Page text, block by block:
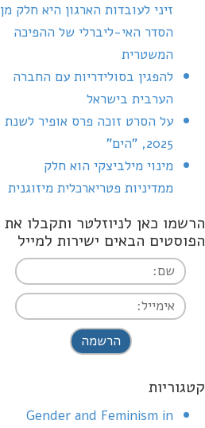
זיני לעובדות הארגון היא חלק מן
הסדר האי-ליברלי של ההפיכה
המשטרית
להפגין בסולידריות עם החברה
הערבית בישראל
על הסרט זוכה פרס אופיר לשנת
2025, "הים"
מינוי מילביצקי הוא חלק
ממדיניות פטריארכלית מיזוגנית
הרשמו כאן לניוזלטר ותקבלו את
הפוסטים הבאים ישירות למייל
I agree terms and
קטגוריות
Gender and Feminism in